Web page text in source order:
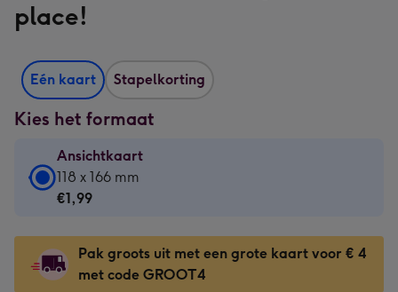
place!
Eén kaart Stapelkorting
Kies het formaat
Ansichtkaart
Ansichtkaart
-
-
118
x
118 x 166 mm
€1,99
Pak groots uit met een grote kaart voor € 4
met code GROOT4